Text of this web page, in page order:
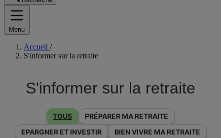
Menu
Accueil /
S'informer sur la retraite
S'informer sur la retraite
TOUS
PRÉPARER MA RETRAITE
EPARGNER ET INVESTIR
BIEN VIVRE MA RETRAITE